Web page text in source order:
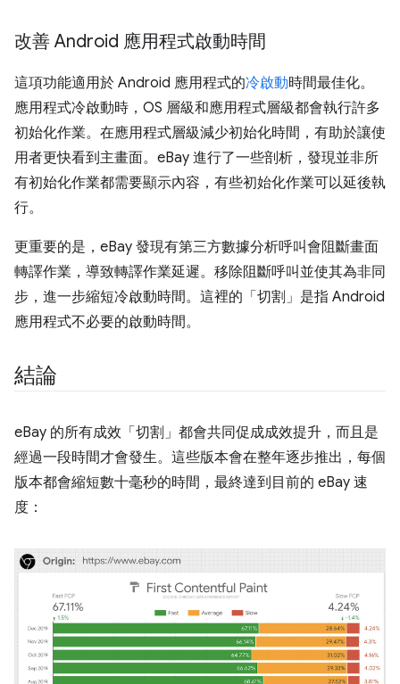
改善 Android 應用程式啟動時間
這項功能適用於 Android 應用程式的冷啟動時間最佳化。
應用程式冷啟動時，OS 層級和應用程式層級都會執行許多
初始化作業。在應用程式層級減少初始化時間，有助於讓使
用者更快看到主畫面。eBay 進行了一些剖析，發現並非所
有初始化作業都需要顯示內容，有些初始化作業可以延後執
行。
更重要的是，eBay 發現有第三方數據分析呼叫會阻斷畫面
轉譯作業，導致轉譯作業延遲。移除阻斷呼叫並使其為非同
步，進一步縮短冷啟動時間。這裡的「切割」是指 Android
應用程式不必要的啟動時間。
結論
eBay 的所有成效「切割」都會共同促成成效提升，而且是
經過一段時間才會發生。這些版本會在整年逐步推出，每個
版本都會縮短數十毫秒的時間，最終達到目前的 eBay 速
度：